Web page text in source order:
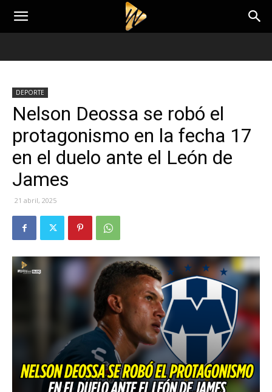
DEPORTE
Nelson Deossa se robó el
protagonismo en la fecha 17
en el duelo ante el León de
James
21 abril, 2025